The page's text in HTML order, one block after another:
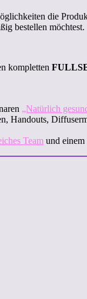
die
bestellen möchtest.
kompletten
„Natürlich
Handouts,
Team und